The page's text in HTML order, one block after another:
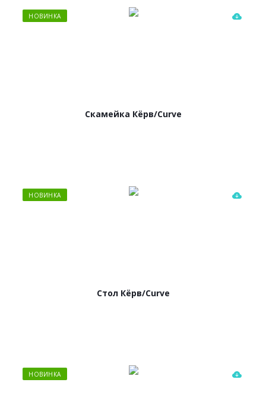
НОВИНКА
Скамейка Кёрв/Curve
НОВИНКА
Стол Кёрв/Curve
НОВИНКА